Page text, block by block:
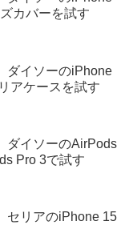
カバーを試す
ダイソーのiPhone
アケースを試す
ダイソーのAirPods
Pro 3で試す
セリアのiPhone 15